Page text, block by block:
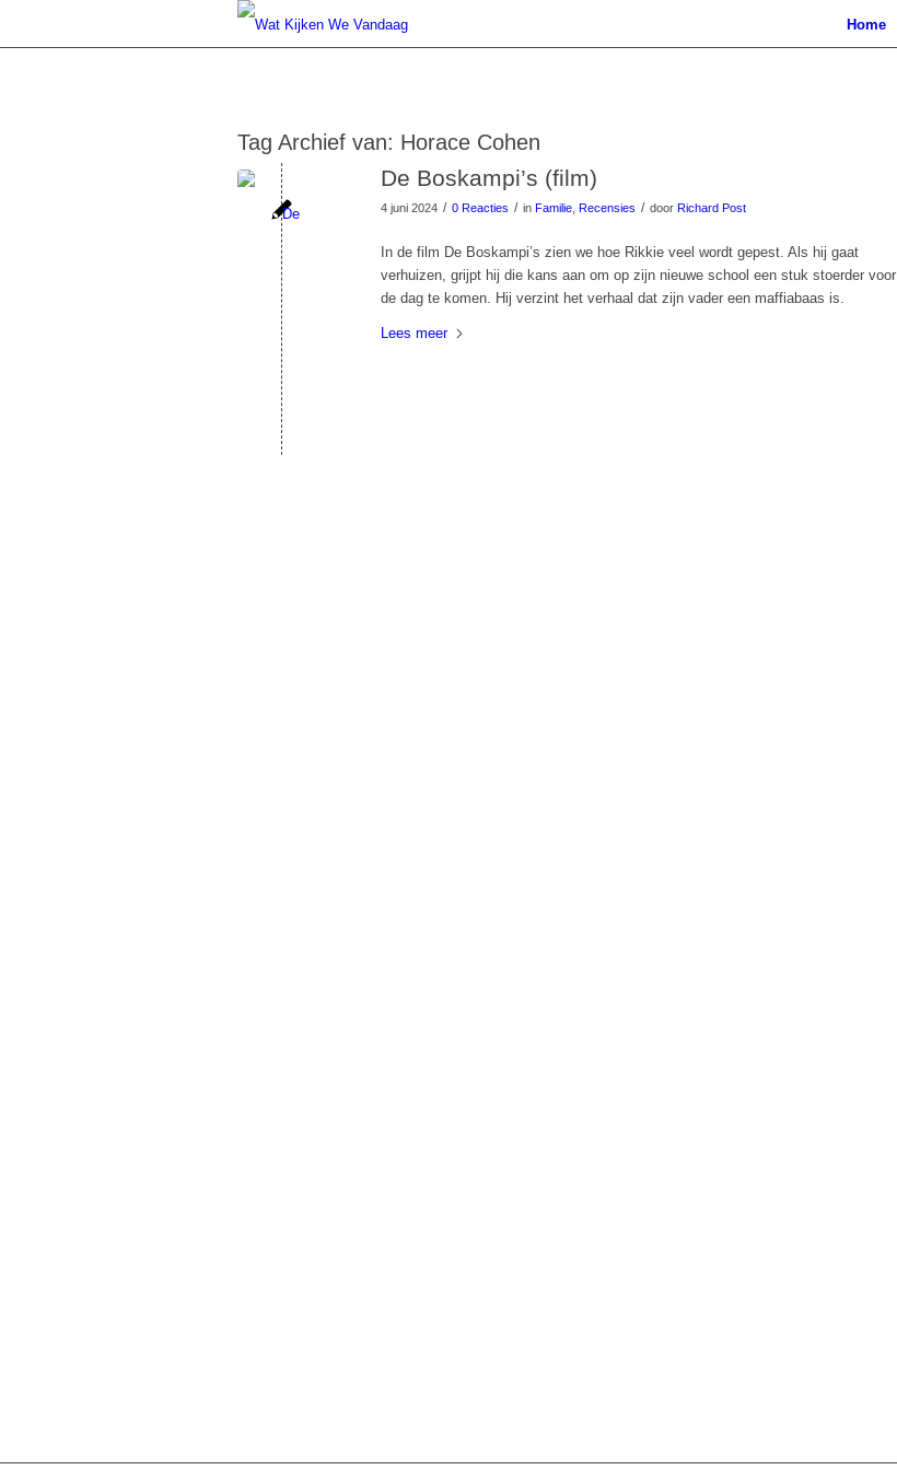
Home
Tag Archief van: Horace Cohen
De Boskampi’s (film)
4 juni 2024 / 0 Reacties / in Familie Recensies / door Richard Post
In de film De Boskampi’s zien we hoe Rikkie veel wordt gepest. Als hij gaat
verhuizen, grijpt hij die kans aan om op zijn nieuwe school een stuk stoerder voor
de dag te komen. Hij verzint het verhaal dat zijn vader een maffiabaas is.
Lees meer